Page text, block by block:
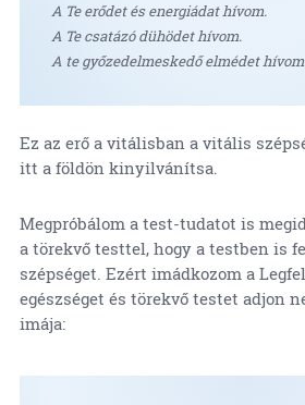
A Te erődet és energiádat hívom.
A Te csatázó dühödet hívom.
A te győzedelmeskedő elmédet
Ez az erő a vitálisban a vitális
itt a földön kinyilvánítsa.
Megpróbálom a test-tudatot is
a törekvő testtel, hogy a testben is
szépséget. Ezért imádkozom a
egészséget és törekvő testet adjon
imája: